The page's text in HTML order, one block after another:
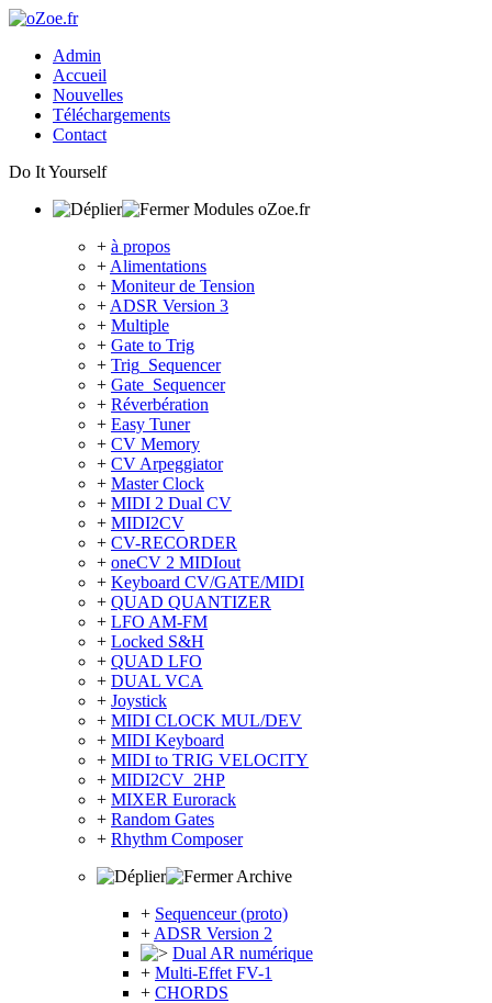
Admin
Accueil
Nouvelles
Téléchargements
Contact
Do It Yourself
Modules oZoe.fr
+ à propos
+ Alimentations
+ Moniteur de Tension
+ ADSR Version 3
+ Multiple
+ Gate to Trig
+ Trig_Sequencer
+ Gate_Sequencer
+ Réverbération
+ Easy Tuner
+ CV Memory
+ CV Arpeggiator
+ Master Clock
+ MIDI 2 Dual CV
+ MIDI2CV
+ CV-RECORDER
+ oneCV 2 MIDIout
+ Keyboard CV/GATE/MIDI
+ QUAD QUANTIZER
+ LFO AM-FM
+ Locked S&H
+ QUAD LFO
+ DUAL VCA
+ Joystick
+ MIDI CLOCK MUL/DEV
+ MIDI Keyboard
+ MIDI to TRIG VELOCITY
+ MIDI2CV_2HP
+ MIXER Eurorack
+ Random Gates
+ Rhythm Composer
Archive
+ Sequenceur (proto)
+ ADSR Version 2
Dual AR numérique
+ Multi-Effet FV-1
+ CHORDS